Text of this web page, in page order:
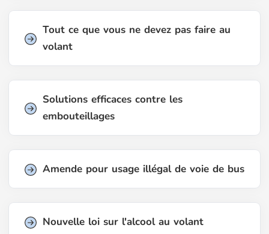
Tout ce que vous ne devez pas faire au
volant
Solutions efficaces contre les
embouteillages
Amende pour usage illégal de voie de bus
Nouvelle loi sur l'alcool au volant